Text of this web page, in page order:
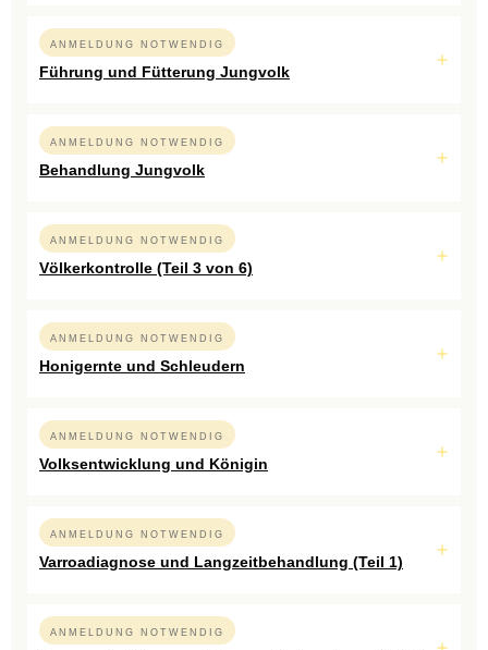
ANMELDUNG NOTWENDIG
Führung und Fütterung Jungvolk
ANMELDUNG NOTWENDIG
Behandlung Jungvolk
ANMELDUNG NOTWENDIG
Völkerkontrolle (Teil 3 von 6)
ANMELDUNG NOTWENDIG
Honigernte und Schleudern
ANMELDUNG NOTWENDIG
Volksentwicklung und Königin
ANMELDUNG NOTWENDIG
Varroadiagnose und Langzeitbehandlung (Teil 1)
ANMELDUNG NOTWENDIG